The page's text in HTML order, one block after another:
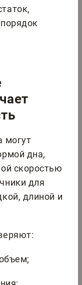
могут
дна,
скоростью
для
длиной и